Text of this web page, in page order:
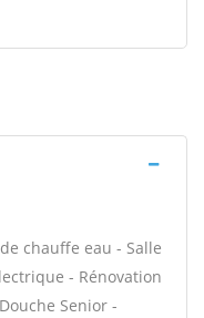
chauffe eau - Salle
- Rénovation
Senior -